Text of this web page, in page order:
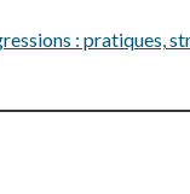
: pratiques,